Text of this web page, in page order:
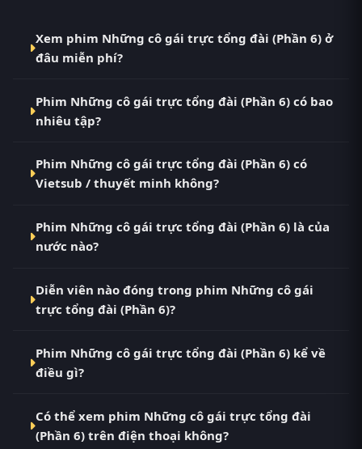
Xem phim Những cô gái trực tổng đài (Phần 6) ở
đâu miễn phí?
(Phần 6) Vietsub HD miễn phí tại RoPhim
(phimvn2y.com) — không quảng cáo, cập nhật
MotPhim, MotChill, GhienPhim, ThungPhim, Phim
VN2, BiluTV, TVHay.
Phim Những cô gái trực tổng đài (Phần 6) có bao
nhiêu tập?
hoàn thành với Hoàn Tất (5/5). Tại RoPhim, các tập
mới được cập nhật liên tục mỗi 10 phút khi nguồn
Phim Những cô gái trực tổng đài (Phần 6) có
Vietsub / thuyết minh không?
RoPhim có bản Vietsub với chất lượng HD. Bạn có
thể chuyển giữa các bản Phụ Đề và Thuyết Minh
Phim Những cô gái trực tổng đài (Phần 6) là của
nước nào?
Tây Ban Nha. Xem ngay tại RoPhim phimvn2y.com.
Diễn viên nào đóng trong phim Những cô gái
trực tổng đài (Phần 6)?
tổng đài (Phần 6) gồm Alex Hafner, Ana Fernández,
Ana Polvorosa, Ana Risueño, Andrea Carballo.
Phim Những cô gái trực tổng đài (Phần 6) kể về
điều gì?
Ban Nha đang gây bão tại RoPhim Những cô gái
trực tổng đài (Phần 6) (tựa gốc: Cable Girls (Season
Có thể xem phim Những cô gái trực tổng đài
(Phần 6) trên điện thoại không?